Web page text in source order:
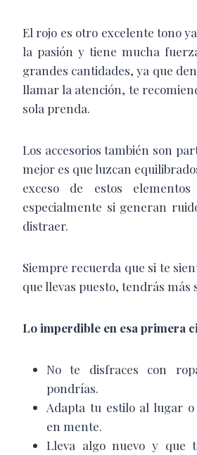
El rojo es otro excelente tono
la pasión y tiene mucha
grandes cantidades, ya que
llamar la atención, te
sola prenda.
Los accesorios también son
mejor es que luzcan
exceso de estos
especialmente si generan
distraer.
Siempre recuerda que si te
que llevas puesto, tendrás más
Lo imperdible en esa primera
No te disfraces con
pondrías.
Adapta tu estilo al lugar
en mente.
Lleva algo nuevo y que